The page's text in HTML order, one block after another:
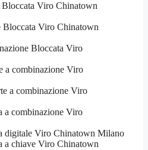
Viro Chinatown
Bloccata Viro Chinatown
Bloccata Viro
a combinazione Viro
a combinazione Viro
​a combinazione Viro
​digitale Viro Chinatown Milano
​a chiave Viro Chinatown